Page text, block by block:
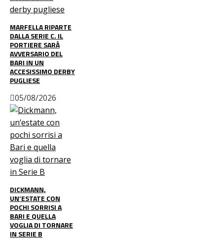
MARFELLA RIPARTE
DALLA SERIE C. IL
PORTIERE SARÀ
AVVERSARIO DEL
BARI IN UN
ACCESISSIMO DERBY
PUGLIESE
05/08/2026
DICKMANN,
UN’ESTATE CON
POCHI SORRISI A
BARI E QUELLA
VOGLIA DI TORNARE
IN SERIE B